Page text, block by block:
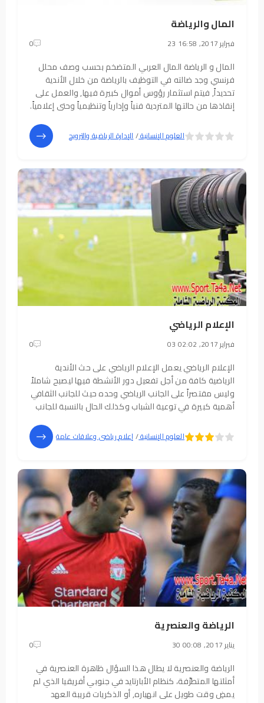
المال والرياضة
23 فبراير 2017, 16:58 0
المال و الرياضة المال العربي المتضخم بحسب وصف محلل
فرنسي وجد ضالته في التوظيف بالرياضة من خلال الأندية
تحديداً, فيتم استثمار رؤوس أموال كبيرة فيها, والعمل على
إنقاذها من حالتها المتردية فنياً وإدارياً وتنظيمياً وحتى إعلامياً.
غامرت ثم نجحتالعلوم الإنسانية/الإدارة الرياضية والترويح
الإعلام الرياضي
03 فبراير 2017, 02:02 0
الإعلام الرياضي يعمل الإعلام الرياضي على حث الأندية
الرياضية كافة من أجل تفعيل دور الأنشطة فيها ليصبح شاملاً
وليس مقتصراً على الجانب الرياضي وحده حيث للجانب الثقافي
أهمية كبيرة في توعية الشباب وكذلك الحال بالنسبة للجانب
وبأنها مؤسسات تربوية خلقت
العلوم الإنسانية/إعلام رياضي وعلاقات عامة
الرياضة والعنصرية
30 يناير 2017, 00:08 0
الرياضة والعنصرية لا يطال هذا السؤال ظاهرة العنصرية في
أمثلتها المتطرِّفة، كنظام الأبارتايد في جنوبي أفريقيا الذي لم
يمضِ وقت طويل على انهياره, أو الذكريات قريبة العهد